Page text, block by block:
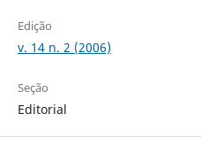
Edição
v. 14 n. 2 (2006)
Seção
Editorial